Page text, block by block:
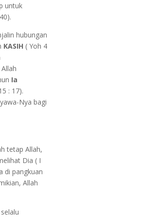
untuk
hubungan
KASIH ( Yoh 4
Ia
: 17).
Nya bagi
tetap Allah,
Dia ( I
di pangkuan
Allah